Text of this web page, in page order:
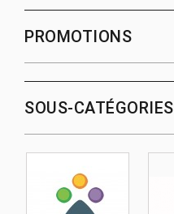
PROMOTIONS
SOUS-CATÉGORIES